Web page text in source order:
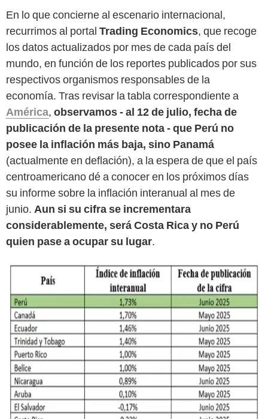
En lo que concierne al escenario internacional,
recurrimos al portal Trading Economics, que recoge
los datos actualizados por mes de cada país del
mundo, en función de los reportes publicados por sus
respectivos organismos responsables de la
economía. Tras revisar la tabla correspondiente a
América, observamos - al 12 de julio, fecha de
publicación de la presente nota - que Perú no
posee la inflación más baja, sino Panamá
(actualmente en deflación), a la espera de que el país
centroamericano dé a conocer en los próximos días
su informe sobre la inflación interanual al mes de
junio. Aun si su cifra se incrementara
considerablemente, será Costa Rica y no Perú
quien pase a ocupar su lugar.